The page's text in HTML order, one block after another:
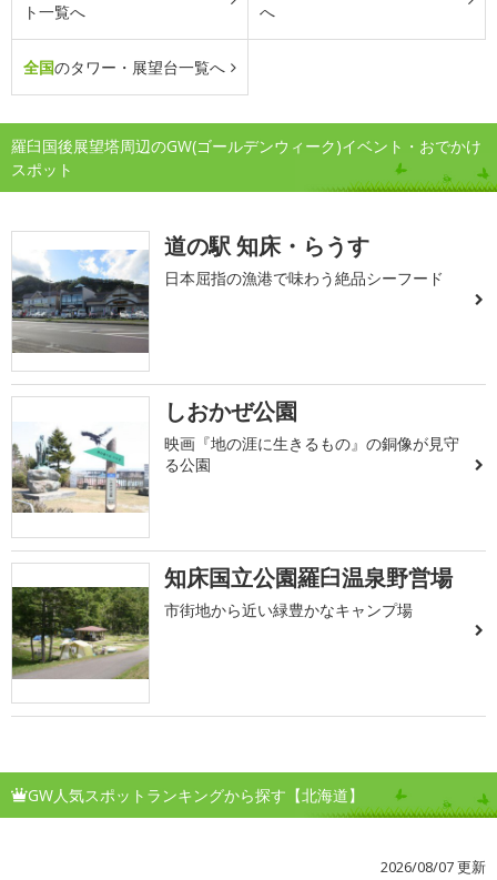
ト一覧へ
へ
全国のタワー・展望台一覧へ
羅臼国後展望塔周辺のGW(ゴールデンウィーク)イベント・おでかけ
スポット
道の駅 知床・らうす
日本屈指の漁港で味わう絶品シーフード
しおかぜ公園
映画『地の涯に生きるもの』の銅像が見守
る公園
知床国立公園羅臼温泉野営場
市街地から近い緑豊かなキャンプ場
GW人気スポットランキングから探す【北海道】
2026/08/07 更新